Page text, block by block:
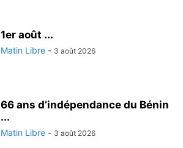
1er août ...
Matin Libre - 3 août 2026
66 ans d’indépendance du Bénin
...
Matin Libre - 3 août 2026